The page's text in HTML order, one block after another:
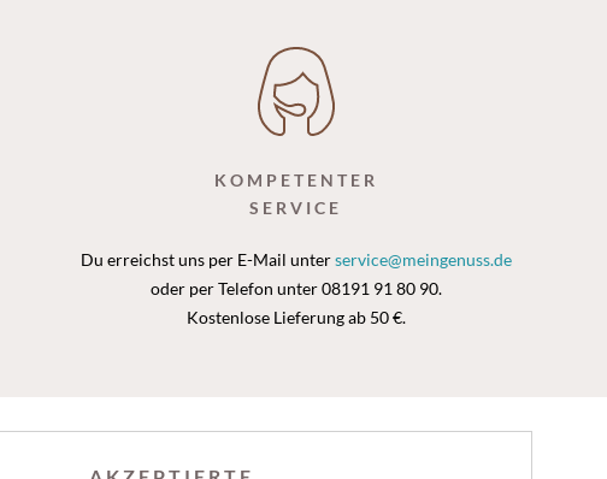
KOMPETENTER
SERVICE
Du erreichst uns per E-Mail unterservice@meingenuss.de
oder per Telefon unter 08191 91 80 90.
Kostenlose Lieferung ab 50 €.